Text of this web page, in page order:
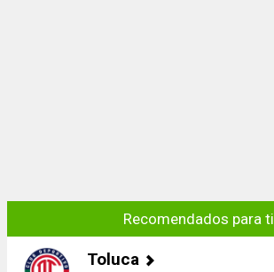
Recomendados para ti
Toluca